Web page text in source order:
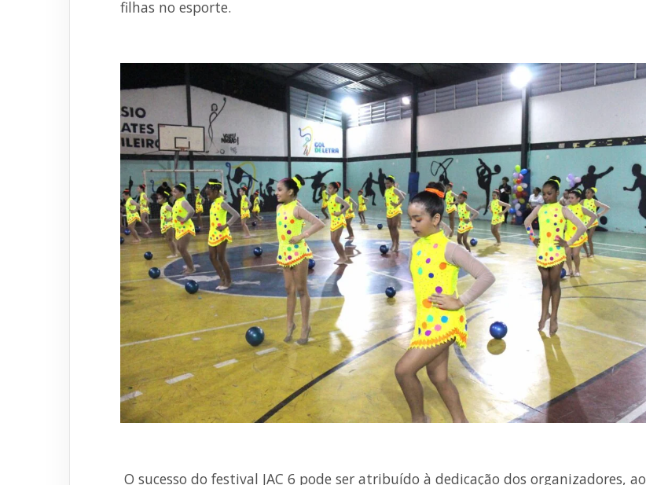
filhas no esporte.
O sucesso do festival JAC 6 pode ser atribuído à dedicação dos organizadores, ao